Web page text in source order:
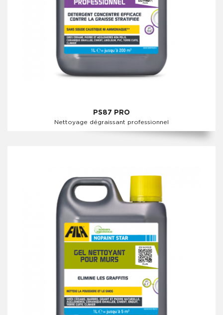
PS87 PRO
Nettoyage dégraissant professionnel